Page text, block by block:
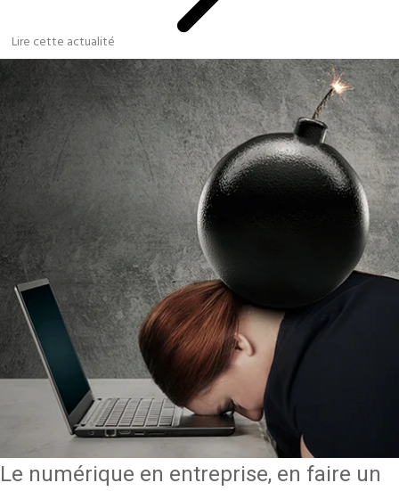
Lire cette actualité
Le numérique en entreprise, en faire un